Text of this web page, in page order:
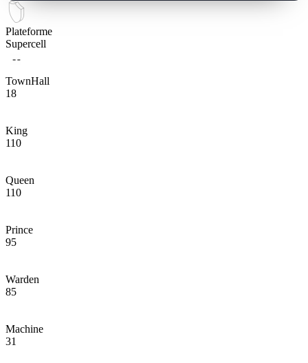
Plateforme
Supercell
TownHall
18
King
110
Queen
110
Prince
95
Warden
85
Machine
31